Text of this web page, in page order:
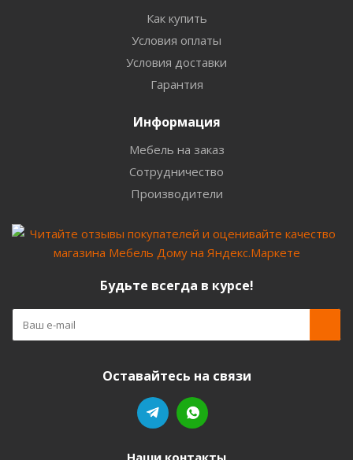
Как купить
Условия оплаты
Условия доставки
Гарантия
Информация
Мебель на заказ
Сотрудничество
Производители
Будьте всегда в курсе!
Оставайтесь на связи
Наши контакты